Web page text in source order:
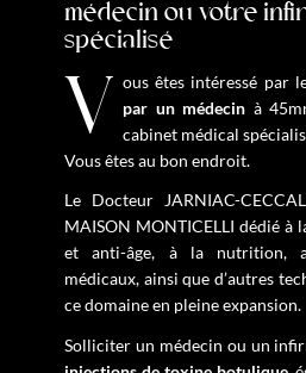
médecin ou votre
spécialisé
Vous êtes intéressé par
par un médecin à
cabinet médical
Vous êtes au bon endroit.
Le Docteur JARNIAC-
MAISON MONTICELLI dédié à
et anti-âge, à la nutrition,
médicaux, ainsi que d’autres
ce domaine en pleine expansion.
Solliciter un médecin ou un